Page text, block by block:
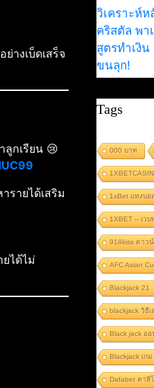
างเบ็ดเสร็จ
กเรียน 😢
รายได้เสริม
ได้ไม่
วิเคราะห์
คริสตัล พา
สูตรทำเงิ
ขนลุก!
Tags
000 บาท
1xBet แทงบอ
1XBET – เว
918kiss ดาว
AFC Asian
Blackjack 21
blackjack วิธีเ
Black jack ออ
Blackjack เกม
Dafabet คาสิ